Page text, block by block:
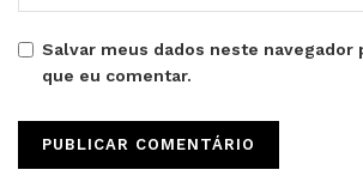
Salvar meus dados neste navegador
que eu comentar.